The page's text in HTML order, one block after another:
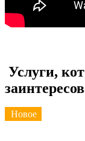
Услуги,
Новое